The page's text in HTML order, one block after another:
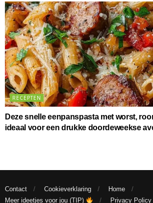
RECEPTEN
Deze snelle eenpanspasta met worst,
ideaal voor een drukke doordeweekse
Contact Cookieverklaring
Home
Meer ideetjes voor jou (TIP)
Privacy Policy